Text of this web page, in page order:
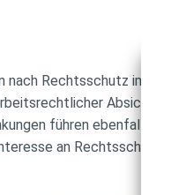
Rechtsschutz im
führen ebenfalls
an